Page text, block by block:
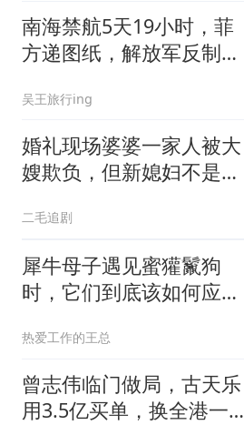
南海禁航5天19小时，菲
方递图纸，解放军反制组
吴王旅行ing
婚礼现场婆婆一家人被大
嫂欺负，但新媳妇不是好
二毛追剧
犀牛母子遇见蜜獾鬣狗
时，它们到底该如何应
热爱工作的王总
曾志伟临门做局，古天乐
用3.5亿买单，换全港一声